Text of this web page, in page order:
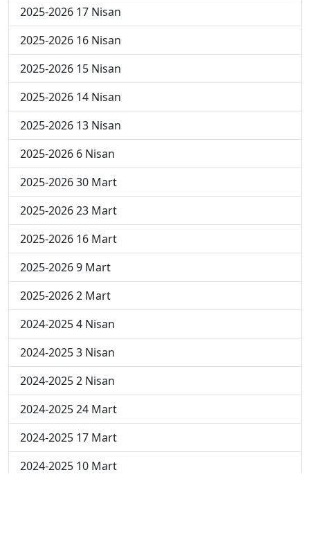
2025-2026 17 Nisan
2025-2026 16 Nisan
2025-2026 15 Nisan
2025-2026 14 Nisan
2025-2026 13 Nisan
2025-2026 6 Nisan
2025-2026 30 Mart
2025-2026 23 Mart
2025-2026 16 Mart
2025-2026 9 Mart
2025-2026 2 Mart
2024-2025 4 Nisan
2024-2025 3 Nisan
2024-2025 2 Nisan
2024-2025 24 Mart
2024-2025 17 Mart
2024-2025 10 Mart